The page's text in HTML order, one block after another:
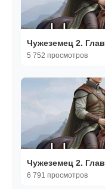
Чужеземец 2.
5 752 просмотров
Чужеземец 2.
6 791 просмотров